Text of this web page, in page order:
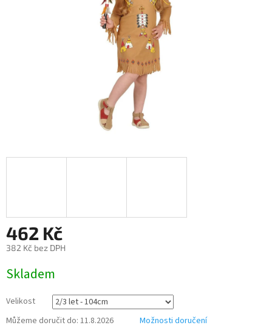
462 Kč
382 Kč bez DPH
cena:
Skladem
Velikost
Můžeme doručit do: 11.8.2026 Možnosti doručení